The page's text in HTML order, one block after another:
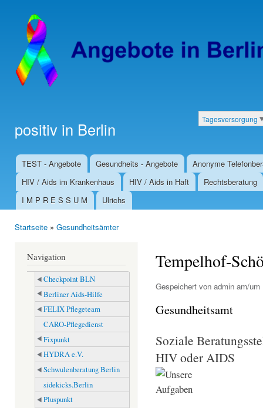
positiv in Berlin Kategorien
Tagesversorgung
Hauptmenü
TEST - Angebote Gesundheits - Angebote
Anonyme
HIV / Aids im Krankenhaus
HIV / Aids in Haft
Rechtsberatung
I M P R E S S U M
Ulrichs
Startseite » Gesundheitsämter
Navigation
Checkpoint BLN
Berliner Aids-Hilfe
FELIX Pflegeteam
CARO-Pflegedienst
Fixpunkt
HYDRA e.V.
Schwulenberatung Berlin
sidekicks.Berlin
Pluspunkt
Tempelhof-
Gespeichert von admin am/um
Gesundheitsamt
Soziale
HIV oder AIDS